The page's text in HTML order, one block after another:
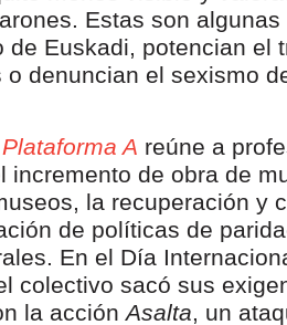
Estas son
de Euskadi, potencian el
o denuncian el sexismo
Plataforma A reúne a
incremento de obra de
la recuperación y
de políticas de
En el Día
colectivo sacó sus
la acciónAsalta, un